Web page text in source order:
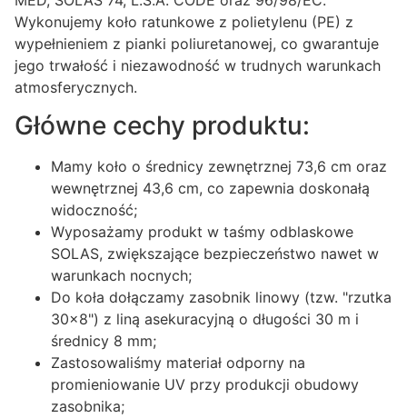
Wykonujemy koło ratunkowe z polietylenu (PE) z
wypełnieniem z pianki poliuretanowej, co gwarantuje
jego trwałość i niezawodność w trudnych warunkach
atmosferycznych.
Główne cechy produktu:
Mamy koło o średnicy zewnętrznej 73,6 cm oraz
wewnętrznej 43,6 cm, co zapewnia doskonałą
widoczność;
Wyposażamy produkt w taśmy odblaskowe
SOLAS, zwiększające bezpieczeństwo nawet w
warunkach nocnych;
Do koła dołączamy zasobnik linowy (tzw. "rzutka
30x8") z liną asekuracyjną o długości 30 m i
średnicy 8 mm;
Zastosowaliśmy materiał odporny na
promieniowanie UV przy produkcji obudowy
zasobnika;